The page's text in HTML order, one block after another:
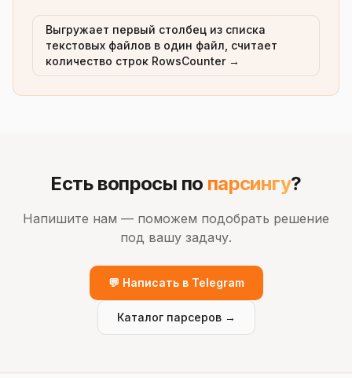
Выгружает первый столбец из списка
текстовых файлов в один файл, считает
количество строк RowsCounter →
Есть вопросы по парсингу?
Напишите нам — поможем подобрать решение
под вашу задачу.
💬 Написать в Telegram
Каталог парсеров →